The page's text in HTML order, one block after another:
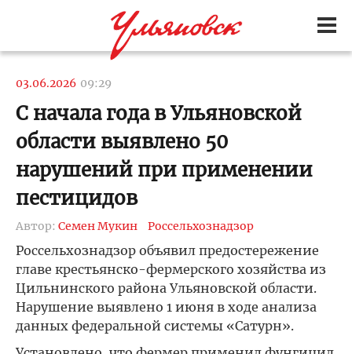
03.06.2026 09:29
С начала года в Ульяновской
области выявлено 50
нарушений при применении
пестицидов
Автор: Семен Мукин Россельхознадзор
Россельхознадзор объявил предостережение
главе крестьянско-фермерского хозяйства из
Цильнинского района Ульяновской области.
Нарушение выявлено 1 июня в ходе анализа
данных федеральной системы «Сатурн».